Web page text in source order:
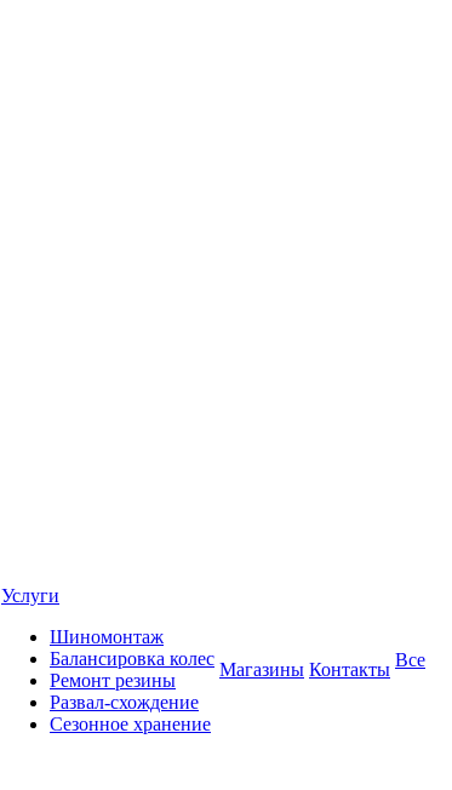
Услуги
Шиномонтаж
Балансировка колес
Ремонт резины
Развал-схождение
Сезонное хранение
Магазины Контакты Все